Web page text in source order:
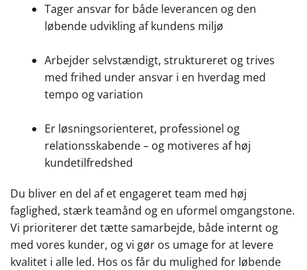
Tager ansvar for både leverancen og den
løbende udvikling af kundens miljø
Arbejder selvstændigt, struktureret og trives
med frihed under ansvar i en hverdag med
tempo og variation
Er løsningsorienteret, professionel og
relationsskabende – og motiveres af høj
kundetilfredshed
Du bliver en del af et engageret team med høj
faglighed, stærk teamånd og en uformel omgangstone.
Vi prioriterer det tætte samarbejde, både internt og
med vores kunder, og vi gør os umage for at levere
kvalitet i alle led. Hos os får du mulighed for løbende